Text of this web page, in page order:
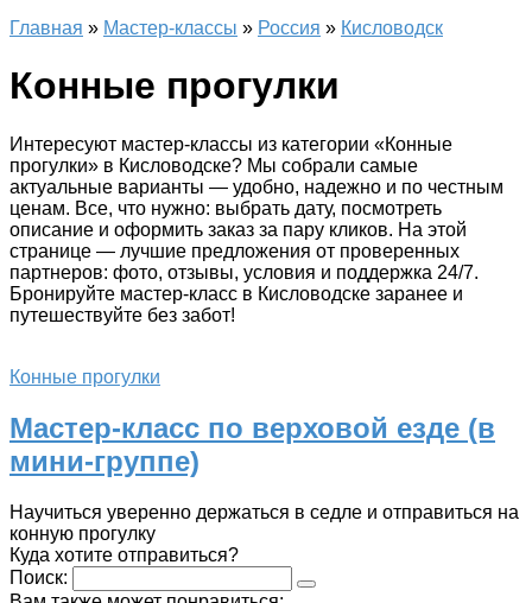
Главная » Мастер-классы » Россия » Кисловодск
Конные прогулки
Интересуют мастер-классы из категории «Конные
прогулки» в Кисловодске? Мы собрали самые
актуальные варианты — удобно, надежно и по честным
ценам. Все, что нужно: выбрать дату, посмотреть
описание и оформить заказ за пару кликов. На этой
странице — лучшие предложения от проверенных
партнеров: фото, отзывы, условия и поддержка 24/7.
Бронируйте мастер-класс в Кисловодске заранее и
путешествуйте без забот!
Конные прогулки
Мастер-класс по верховой езде (в
мини-группе)
Научиться уверенно держаться в седле и отправиться на
конную прогулку
Куда хотите отправиться?
Поиск: